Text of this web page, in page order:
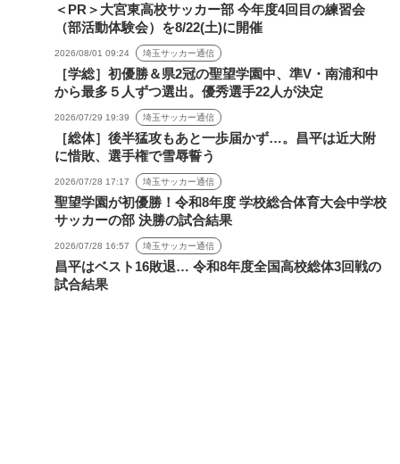
＜PR＞大宮東高校サッカー部 今年度4回目の練習会
（部活動体験会）を8/22(土)に開催
2026/08/01 09:24 埼玉サッカー通信
［学総］初優勝＆県2冠の聖望学園中、準V・南浦和中
から最多５人ずつ選出。優秀選手22人が決定
2026/07/29 19:39 埼玉サッカー通信
［総体］後半猛攻もあと一歩届かず…。昌平は近大附
に惜敗、選手権で雪辱誓う
2026/07/28 17:17 埼玉サッカー通信
聖望学園が初優勝！令和8年度 学校総合体育大会中学校
サッカーの部 決勝の試合結果
2026/07/28 16:57 埼玉サッカー通信
昌平はベスト16敗退… 令和8年度全国高校総体3回戦の
試合結果